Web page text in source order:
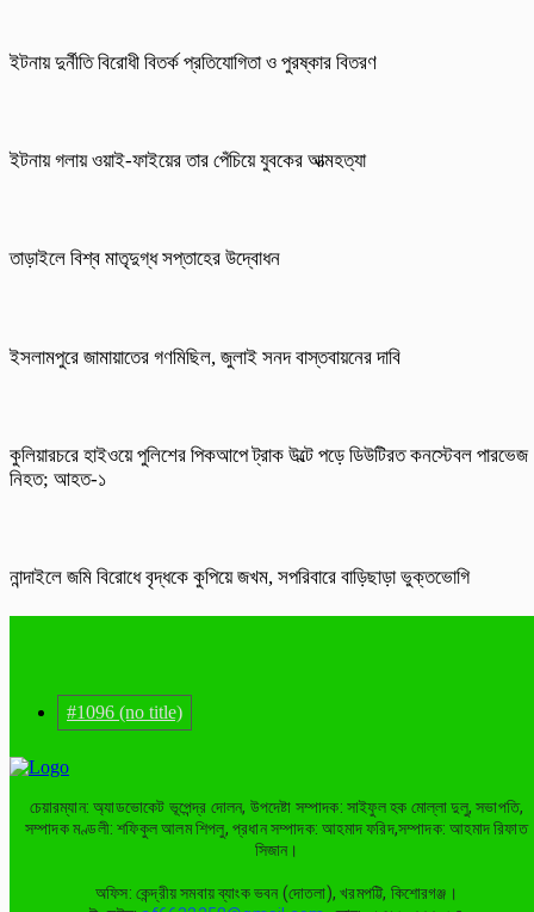
ইটনায় দুর্নীতি বিরোধী বিতর্ক প্রতিযোগিতা ও পুরষ্কার বিতরণ
ইটনায় গলায় ওয়াই-ফাইয়ের তার পেঁচিয়ে যুবকের আত্মহত্যা
তাড়াইলে বিশ্ব মাতৃদুগ্ধ সপ্তাহের উদ্বোধন
ইসলামপুরে জামায়াতের গণমিছিল, জুলাই সনদ বাস্তবায়নের দাবি
কুলিয়ারচরে হাইওয়ে পুলিশের পিকআপে ট্রাক উল্টে পড়ে ডিউটিরত কনস্টেবল পারভেজ
নিহত; আহত-১
নান্দাইলে জমি বিরোধে বৃদ্ধকে কুপিয়ে জখম, সপরিবারে বাড়িছাড়া ভুক্তভোগি
#1096 (no title)
চেয়ারম্যান: অ্যাডভোকেট ভূপেন্দ্র দোলন, উপদেষ্টা সম্পাদক: সাইফুল হক মোল্লা দুলু, সভাপতি,
সম্পাদক মণ্ডলী: শফিকুল আলম শিপলু, প্রধান সম্পাদক: আহমাদ ফরিদ,সম্পাদক: আহমাদ রিফাত
সিজান।
অফিস: কেন্দ্রীয় সমবায় ব্যাংক ভবন (দোতলা), খরমপট্টি, কিশোরগঞ্জ।